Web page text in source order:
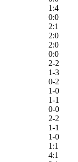
1:4
0:0
2:1
2:0
2:0
0:0
2-2
1-3
0-2
1-0
1-1
0-0
2-2
1-1
1-0
1:1
4:1